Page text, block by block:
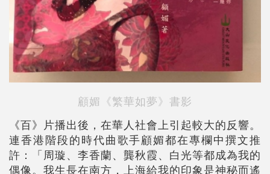
顧媚《繁華如夢》書影
《百》片播出後，在華人社會上引起較大的反響。
連香港階段的時代曲歌手顧媚都在專欄中撰文推
許：「周璇、李香蘭、龔秋霞、白光等都成為我的
偶像。我生長在南方，上海給我的印象是神秘而遙